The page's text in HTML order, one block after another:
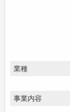
業種
事業内容